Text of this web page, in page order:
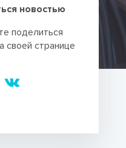
новостью
поделиться
своей странице